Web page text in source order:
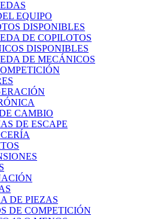
EQUIPO
DISPONIBLES
DE COPILOTOS
DISPONIBLES
DE MECÁNICOS
CAMBIO
DE ESCAPE
DE PIEZAS
DE COMPETICIÓN